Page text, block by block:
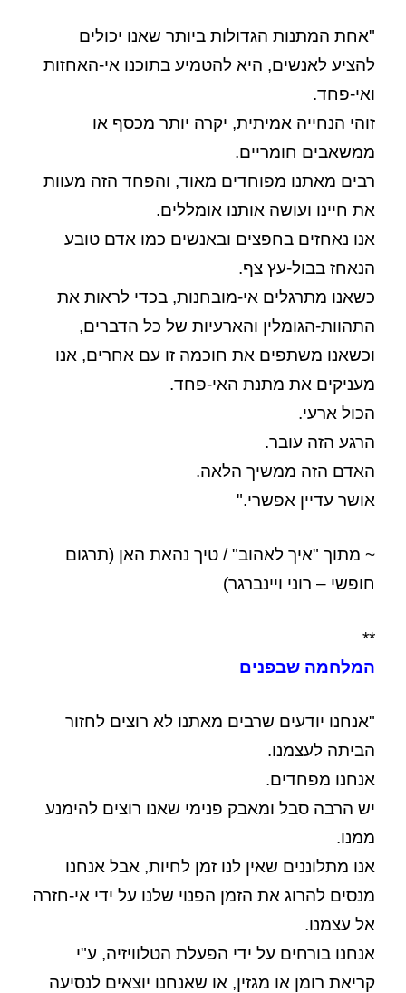
"אחת המתנות הגדולות ביותר שאנו יכולים
להציע לאנשים, היא להטמיע בתוכנו אי-האחזות
ואי-פחד.
זוהי הנחייה אמיתית, יקרה יותר מכסף או
ממשאבים חומריים.
רבים מאתנו מפוחדים מאוד, והפחד הזה מעוות
את חיינו ועושה אותנו אומללים.
אנו נאחזים בחפצים ובאנשים כמו אדם טובע
הנאחז בבול-עץ צף.
כשאנו מתרגלים אי-מובחנות, בכדי לראות את
התהוות-הגומלין והארעיות של כל הדברים,
וכשאנו משתפים את חוכמה זו עם אחרים, אנו
מעניקים את מתנת האי-פחד.
הכול ארעי.
הרגע הזה עובר.
האדם הזה ממשיך הלאה.
אושר עדיין אפשרי."
~ מתוך "איך לאהוב" / טיך נהאת האן (תרגום
חופשי – רוני ויינברגר)
**
המלחמה שבפנים
"אנחנו יודעים שרבים מאתנו לא רוצים לחזור
הביתה לעצמנו.
אנחנו מפחדים.
יש הרבה סבל ומאבק פנימי שאנו רוצים להימנע
ממנו.
אנו מתלוננים שאין לנו זמן לחיות, אבל אנחנו
מנסים להרוג את הזמן הפנוי שלנו על ידי אי-חזרה
אל עצמנו.
אנחנו בורחים על ידי הפעלת הטלוויזיה, ע"י
קריאת רומן או מגזין, או שאנחנו יוצאים לנסיעה